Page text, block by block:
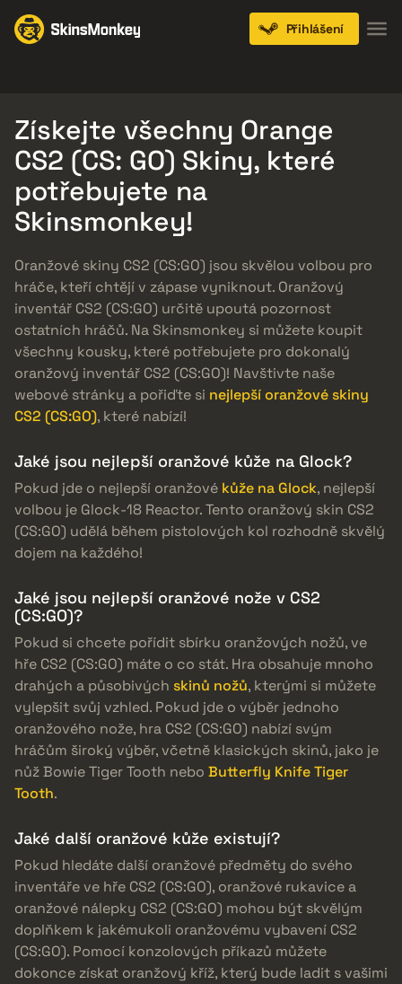
Přihlášení
Získejte všechny Orange
CS2 (CS: GO) Skiny, které
potřebujete na
Skinsmonkey!
Oranžové skiny CS2 (CS:GO) jsou skvělou volbou pro
hráče, kteří chtějí v zápase vyniknout. Oranžový
inventář CS2 (CS:GO) určitě upoutá pozornost
ostatních hráčů. Na Skinsmonkey si můžete koupit
všechny kousky, které potřebujete pro dokonalý
oranžový inventář CS2 (CS:GO)! Navštivte naše
webové stránky a pořiďte si nejlepší oranžové skiny
CS2 (CS:GO), které nabízí!
Jaké jsou nejlepší oranžové kůže na Glock?
Pokud jde o nejlepší oranžové kůže na Glock, nejlepší
volbou je Glock-18 Reactor. Tento oranžový skin CS2
(CS:GO) udělá během pistolových kol rozhodně skvělý
dojem na každého!
Jaké jsou nejlepší oranžové nože v CS2
(CS:GO)?
Pokud si chcete pořídit sbírku oranžových nožů, ve
hře CS2 (CS:GO) máte o co stát. Hra obsahuje mnoho
drahých a působivých skinů nožů, kterými si můžete
vylepšit svůj vzhled. Pokud jde o výběr jednoho
oranžového nože, hra CS2 (CS:GO) nabízí svým
hráčům široký výběr, včetně klasických skinů, jako je
nůž Bowie Tiger Tooth nebo Butterfly Knife Tiger
Tooth.
Jaké další oranžové kůže existují?
Pokud hledáte další oranžové předměty do svého
inventáře ve hře CS2 (CS:GO), oranžové rukavice a
oranžové nálepky CS2 (CS:GO) mohou být skvělým
doplňkem k jakémukoli oranžovému vybavení CS2
(CS:GO). Pomocí konzolových příkazů můžete
dokonce získat oranžový kříž, který bude ladit s vašimi